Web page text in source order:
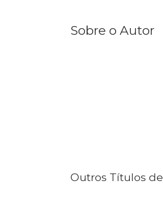
Sobre o Autor
Outros Títulos